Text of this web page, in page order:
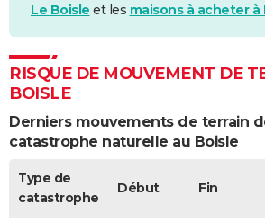
Le Boisle et les maisons à acheter à
RISQUE DE MOUVEMENT DE
BOISLE
Derniers mouvements de terrain
catastrophe naturelle au Boisle
Type de
catastrophe
Début Fin